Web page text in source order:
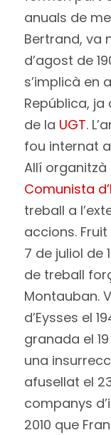
anuals de
Bertrand, va
d’agost de
s’implicà en
República,
de la UGT.
fou internat
Allí organitzà
Comunista
treball a
accions.
7 de juliol de
de treball
Montauban.
d’Eysses el
granada el
una
afusellat el
companys
2010 que